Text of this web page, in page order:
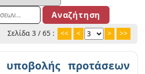
Σελίδα 3 / 65 : << < > >>
υποβολής προτάσεων